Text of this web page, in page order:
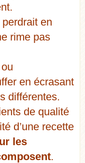
en
rime pas
en écrasant
différentes.
de qualité
d’une recette
les
.